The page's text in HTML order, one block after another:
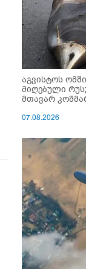
აგვისტოს
მიღებული
მთავარ
07.08.2026